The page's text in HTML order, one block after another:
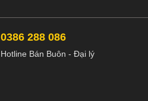
0386 288 086
Hotline Bán Buôn - Đại lý